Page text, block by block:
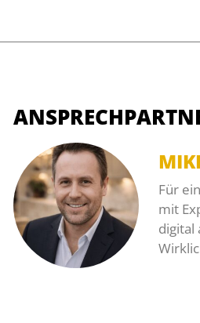
Für
mit
digital